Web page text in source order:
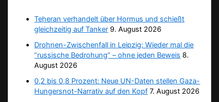
Teheran verhandelt über Hormus und schießt
gleichzeitig auf Tanker 9. August 2026
Drohnen-Zwischenfall in Leipzig: Wieder mal die
“russische Bedrohung” – ohne jeden Beweis 8.
August 2026
0,2 bis 0,8 Prozent: Neue UN-Daten stellen Gaza-
Hungersnot-Narrativ auf den Kopf 7. August 2026